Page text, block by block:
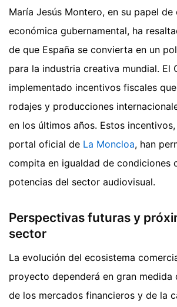
María Jesús Montero, en su papel
económica gubernamental, ha
de que España se convierta en un
para la industria creativa mundial. El
implementado incentivos fiscales
rodajes y producciones
en los últimos años. Estos
portal oficial de La Moncloa, han
compita en igualdad de condiciones
potencias del sector audiovisual.
Perspectivas futuras y
sector
La evolución del ecosistema
proyecto dependerá en gran medida
de los mercados financieros y de la